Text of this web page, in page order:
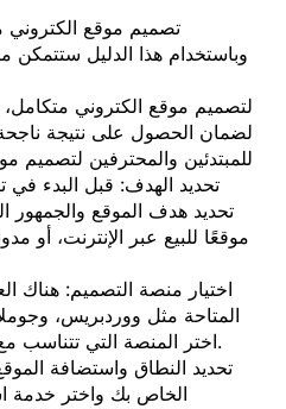
تصميم موقع الكتروني
وباستخدام هذا الدليل
لتصميم موقع الكتروني
لضمان الحصول على نتيجة
للمبتدئين والمحترفين لتصميم
تحديد هدف الموقع
موقعًا للبيع عبر الإنترنت، أو
المتاحة مثل ووردبريس،
اختر المنصة التي تتناسب مع احتياجاتك ومهاراتك التقنية.
الخاص بك واختر خدمة